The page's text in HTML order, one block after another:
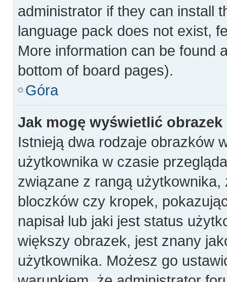
administrator if they can install
language pack does not exist,
More information can be found
bottom of board pages).
Góra
Jak mogę wyświetlić
Istnieją dwa rodzaje obrazków
użytkownika w czasie
związane z rangą
bloczków czy kropek,
napisał lub jaki jest status
większy obrazek, jest znany
użytkownika. Możesz go